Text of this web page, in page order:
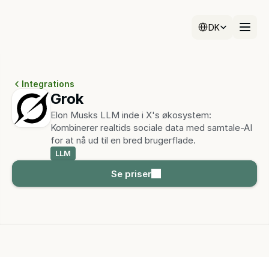
DK
DK
Integrations
Grok
Elon Musks LLM inde i X's økosystem:
Kombinerer realtids sociale data med samtale-AI
for at nå ud til en bred brugerflade.
LLM
Se priser